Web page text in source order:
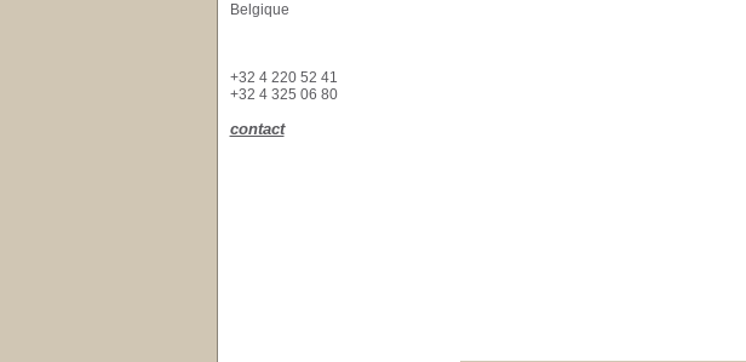
Belgique
+32 4 220 52 41
+32 4 325 06 80
contact